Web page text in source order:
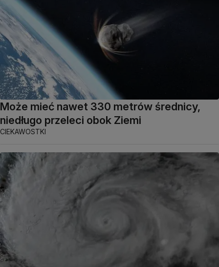
Może mieć nawet 330 metrów średnicy,
niedługo przeleci obok Ziemi
CIEKAWOSTKI